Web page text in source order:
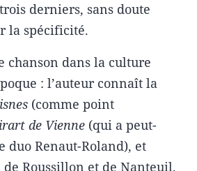
derniers, sans doute
la spécificité.
chanson dans la culture
: l’auteur connaît la
(comme point
de Vienne (qui a peut-
duo Renaut-Roland), et
Roussillon et de Nanteuil.